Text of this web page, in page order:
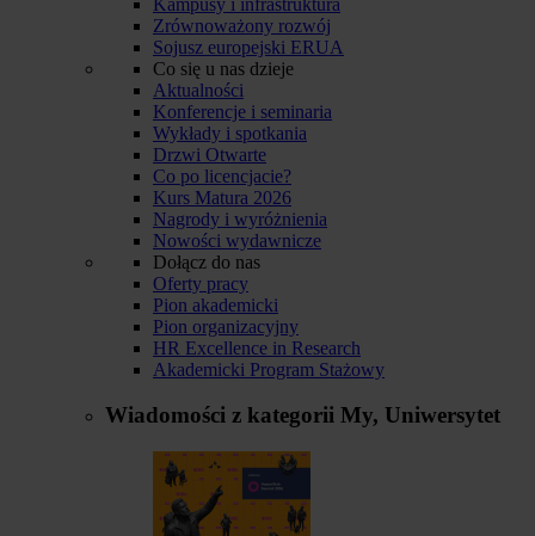
Zrównoważony rozwój
Sojusz europejski ERUA
Co się u nas dzieje
Aktualności
Konferencje i seminaria
Wykłady i spotkania
Drzwi Otwarte
Co po licencjacie?
Kurs Matura 2026
Nagrody i wyróżnienia
Nowości wydawnicze
Dołącz do nas
Oferty pracy
Pion akademicki
Pion organizacyjny
HR Excellence in Research
Akademicki Program Stażowy
Wiadomości z kategorii My, Uniwersytet